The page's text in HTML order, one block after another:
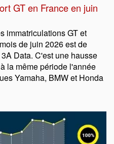
GT en France en juin
immatriculations GT et
de juin 2026 est de
Data. C'est une hausse
la même période l'année
Yamaha, BMW et Honda